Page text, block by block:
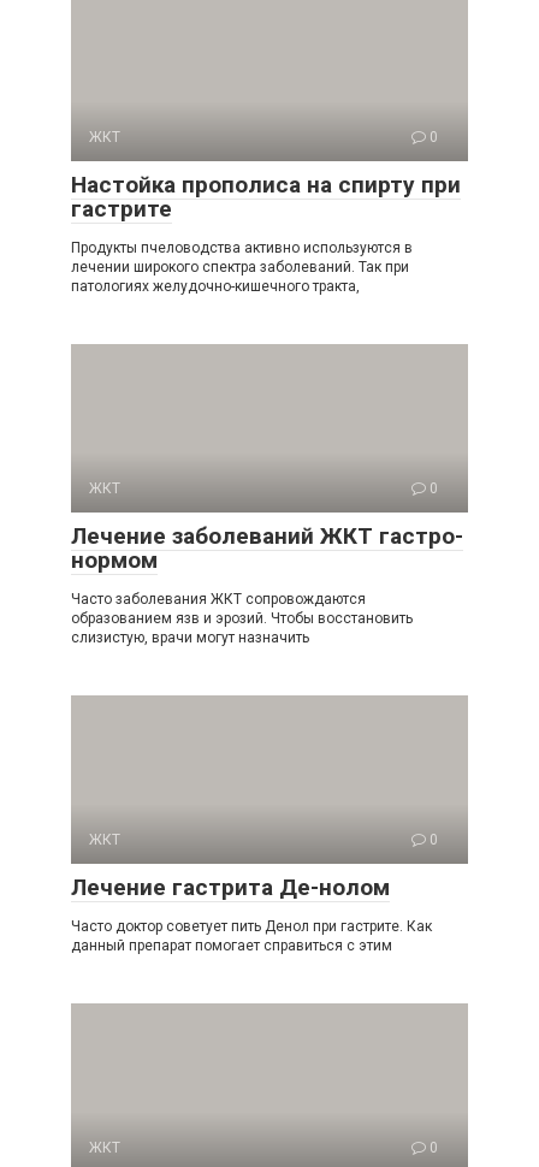
ЖКТ 0
Настойка прополиса на спирту при
гастрите
Продукты пчеловодства активно используются в
лечении широкого спектра заболеваний. Так при
патологиях желудочно-кишечного тракта,
ЖКТ 0
Лечение заболеваний ЖКТ гастро-
нормом
Часто заболевания ЖКТ сопровождаются
образованием язв и эрозий. Чтобы восстановить
слизистую, врачи могут назначить
ЖКТ 0
Лечение гастрита Де-нолом
Часто доктор советует пить Денол при гастрите. Как
данный препарат помогает справиться с этим
ЖКТ 0